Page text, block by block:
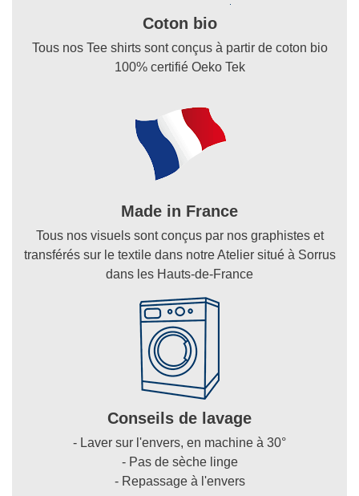
Coton bio
Tous nos Tee shirts sont conçus à partir de coton bio
100% certifié Oeko Tek
Made in France
Tous nos visuels sont conçus par nos graphistes et
transférés sur le textile dans notre Atelier situé à Sorrus
dans les Hauts-de-France
Conseils de lavage
- Laver sur l'envers, en machine à 30°
- Pas de sèche linge
- Repassage à l'envers